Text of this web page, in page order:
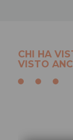
CHI HA
VISTO